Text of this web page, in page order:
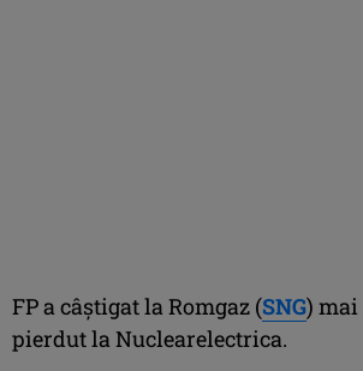
FP a câştigat la Romgaz (SNG) mai
pierdut la Nuclearelectrica.